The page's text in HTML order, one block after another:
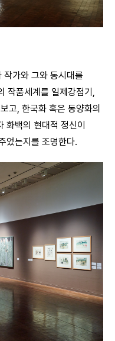
작가와 그와 동시대를
작품세계를 일제강점기,
고, 한국화 혹은 동양화의
화백의 현대적 정신이
었는지를 조명한다.